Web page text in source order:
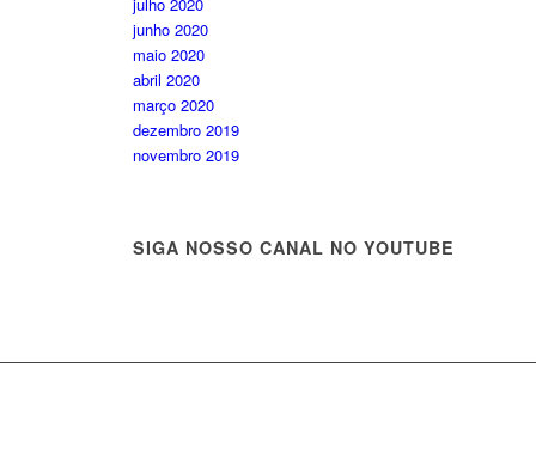
junho 2020
maio 2020
abril 2020
março 2020
dezembro 2019
novembro 2019
SIGA NOSSO CANAL NO YOUTUBE